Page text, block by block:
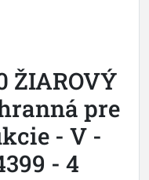
ŽIAROVÝ
pre
- V -
- 4